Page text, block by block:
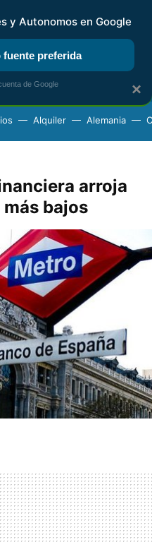
KIT DIGITAL RENTA
Alquiler Alemania
arroja
bajos
×
y Autonomos en Google
fuente preferida
de Google